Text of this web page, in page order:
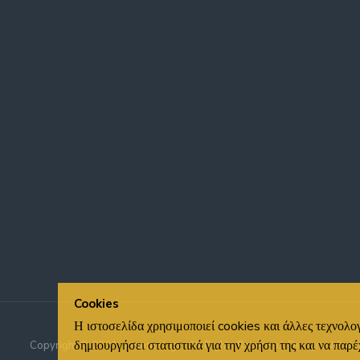
Copyright © 2021,e-nemet.gr, All Rights Reserved. Designed &
Cookies
Η ιστοσελίδα χρησιμοποιεί cookies και άλλες
δημιουργήσει στατιστικά για την χρήση της και να